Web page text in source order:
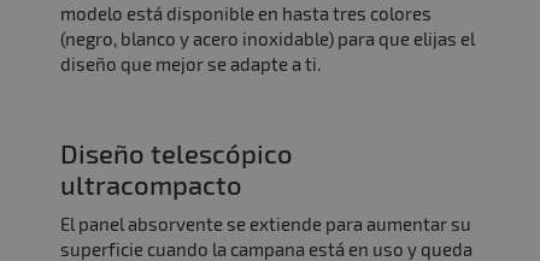
modelo está disponible en hasta tres colores
(negro, blanco y acero inoxidable) para que elijas el
diseño que mejor se adapte a ti.
Diseño telescópico
ultracompacto
El panel absorvente se extiende para aumentar su
superficie cuando la campana está en uso y queda